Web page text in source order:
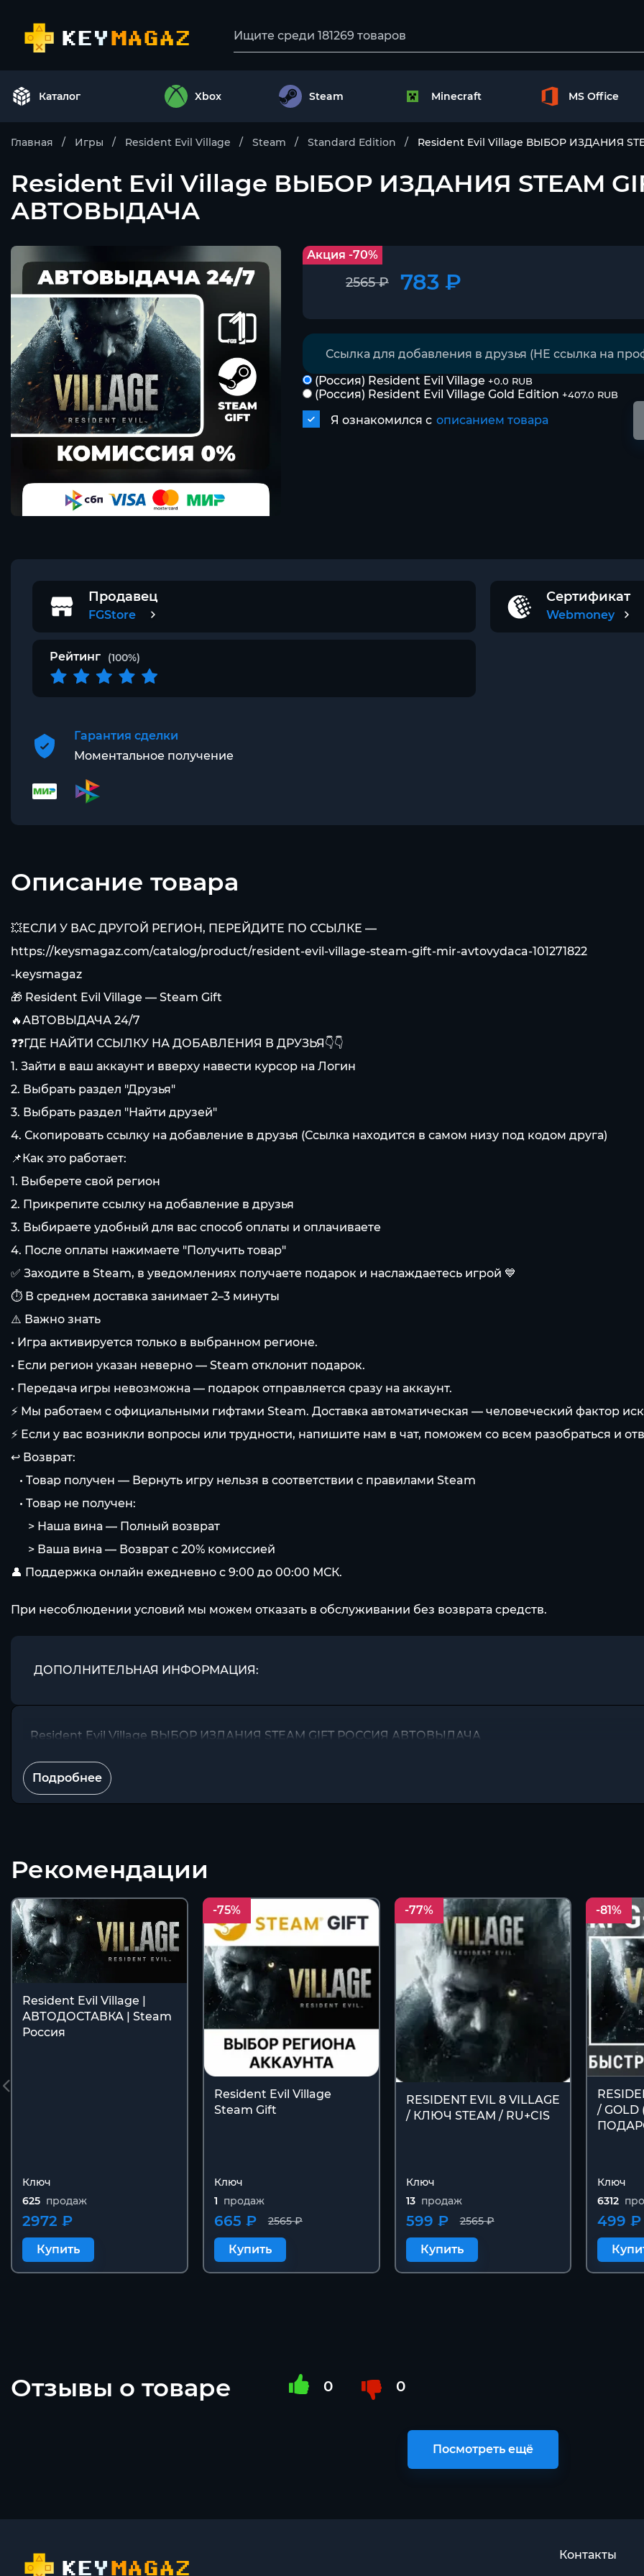
Каталог Xbox Steam Minecraft MS Office
Главная Игры Resident Evil Village Steam Standard Edition Resident Evil Village ВЫБОР ИЗДАНИЯ
Resident Evil Village ВЫБОР ИЗДАНИЯ STEAM
АВТОВЫДАЧА
Акция -70%
2565 ₽ 783 ₽
(Россия) Resident Evil Village +0.0 RUB
(Россия) Resident Evil Village Gold Edition +407.0 RUB
Я ознакомился с описанием товара
Продавец
FGStore
Сертификат
Webmoney
Рейтинг (100%)
Гарантия сделки
Моментальное получение
Описание товара
💥ЕСЛИ У ВАС ДРУГОЙ РЕГИОН, ПЕРЕЙДИТЕ ПО ССЫЛКЕ —
https://keysmagaz.com/catalog/product/resident-evil-village-steam-gift-mir-avtovydaca-101271822
-keysmagaz
🎁 Resident Evil Village — Steam Gift
🔥АВТОВЫДАЧА 24/7
❓❓ГДЕ НАЙТИ ССЫЛКУ НА ДОБАВЛЕНИЯ В ДРУЗЬЯ👇👇
1. Зайти в ваш аккаунт и вверху навести курсор на Логин
2. Выбрать раздел "Друзья"
3. Выбрать раздел "Найти друзей"
4. Скопировать ссылку на добавление в друзья (Ссылка находится в самом низу под кодом друга)
📌Как это работает:
1. Выберете свой регион
2. Прикрепите ссылку на добавление в друзья
3. Выбираете удобный для вас способ оплаты и оплачиваете
4. После оплаты нажимаете "Получить товар"
✅ Заходите в Steam, в уведомлениях получаете подарок и наслаждаетесь игрой 💙
⏱️ В среднем доставка занимает 2–3 минуты
⚠️ Важно знать
• Игра активируется только в выбранном регионе.
• Если регион указан неверно — Steam отклонит подарок.
• Передача игры невозможна — подарок отправляется сразу на аккаунт.
⚡️ Мы работаем с официальными гифтами Steam. Доставка автоматическая — человеческий фактор
⚡️ Если у вас возникли вопросы или трудности, напишите нам в чат, поможем со всем разобраться и
↩️ Возврат:
⠀• Товар получен — Вернуть игру нельзя в соответствии с правилами Steam
⠀• Товар не получен:
⠀⠀> Наша вина — Полный возврат
⠀⠀> Ваша вина — Возврат с 20% комиссией
👤 Поддержка онлайн ежедневно с 9:00 до 00:00 МСК.
При несоблюдении условий мы можем отказать в обслуживании без возврата средств.
ДОПОЛНИТЕЛЬНАЯ ИНФОРМАЦИЯ:
Resident Evil Village ВЫБОР ИЗДАНИЯ STEAM GIFT РОССИЯ АВТОВЫДАЧА
Подробнее
Рекомендации
Resident Evil Village |
АВТОДОСТАВКА | Steam
Россия
Ключ
625 продаж
2972 ₽
Купить
-75%
Resident Evil Village
Steam Gift
Ключ
1 продаж
2565 ₽
665 ₽
Купить
-77%
RESIDENT EVIL 8 VILLAGE
/ КЛЮЧ STEAM / RU+CIS
Ключ
13 продаж
2565 ₽
599 ₽
Купить
-81%
/
Ключ
6312
499 ₽
Отзывы о товаре 0 0
Посмотреть ещё
Контакты